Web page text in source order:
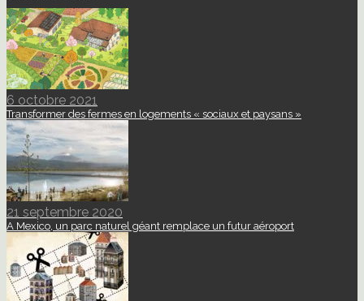
6 octobre 2021
Transformer des fermes en logements « sociaux et paysans »
21 septembre 2020
A Mexico, un parc naturel géant remplace un futur aéroport